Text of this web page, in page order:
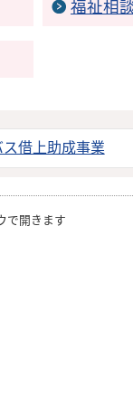
福祉相
借上助成事業
で開きます